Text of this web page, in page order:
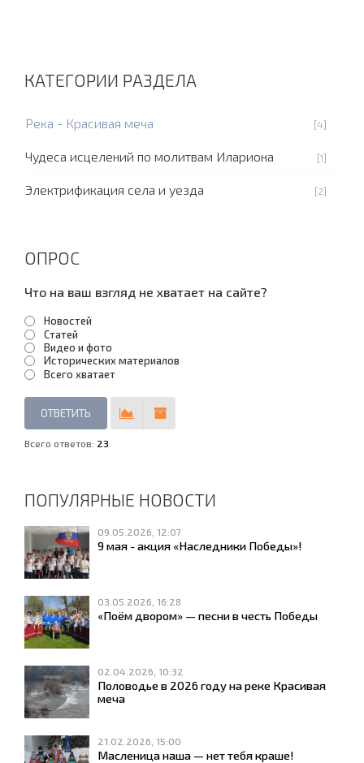
КАТЕГОРИИ РАЗДЕЛА
Река - Красивая меча [4]
Чудеса исцелений по молитвам Илариона [1]
Электрификация села и уезда [2]
ОПРОС
Что на ваш взгляд не хватает на сайте?
Новостей
Статей
Видео и фото
Исторических материалов
Всего хватает
Всего ответов: 23
ПОПУЛЯРНЫЕ НОВОСТИ
09.05.2026, 12:07
9 мая - акция «Наследники Победы»!
03.05.2026, 16:28
«Поём двором» — песни в честь Победы
02.04.2026, 10:32
Половодье в 2026 году на реке Красивая
меча
21.02.2026, 15:00
Масленица наша — нет тебя краше!